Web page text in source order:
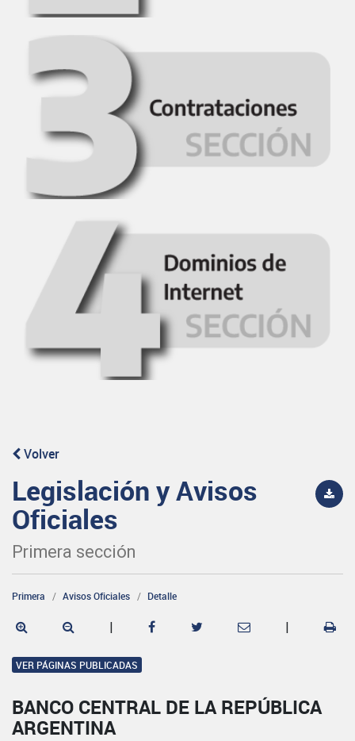
Volver
Legislación y Avisos
Oficiales
Primera sección
Primera Avisos Oficiales Detalle
| |
VER PÁGINAS PUBLICADAS
BANCO CENTRAL DE LA REPÚBLICA
ARGENTINA